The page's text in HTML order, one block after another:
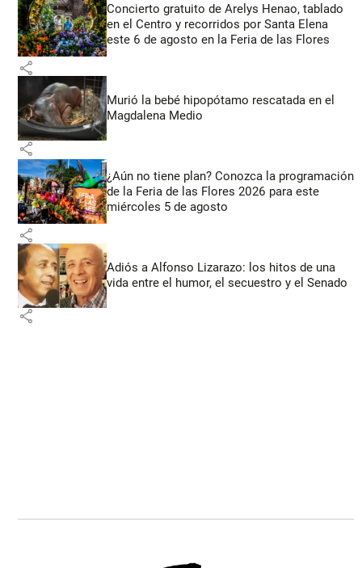
Concierto gratuito de Arelys Henao, tablado
en el Centro y recorridos por Santa Elena
este 6 de agosto en la Feria de las Flores
share
Murió la bebé hipopótamo rescatada en el
Magdalena Medio
share
¿Aún no tiene plan? Conozca la programación
de la Feria de las Flores 2026 para este
miércoles 5 de agosto
share
Adiós a Alfonso Lizarazo: los hitos de una
vida entre el humor, el secuestro y el Senado
share